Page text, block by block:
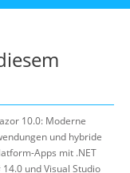
10.0: Moderne
und hybride
Apps mit .NET
14.0 und Visual Studio